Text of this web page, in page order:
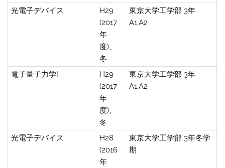
光電子デバイス
H29
(2017
年
度)、
冬
東京大学工学部 3年
A1,A2
電子量子力学I
H29
(2017
年
度)、
冬
東京大学工学部 3年
A1,A2
光電子デバイス
H28
(2016
年
東京大学工学部 3年冬学
期